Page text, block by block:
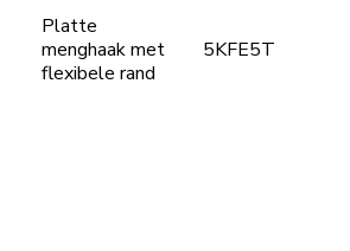
Platte
menghaak met
flexibele rand
5KFE5T